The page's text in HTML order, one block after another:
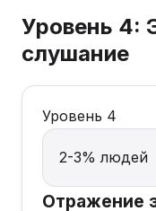
Уровень 4:
слушание
Уровень 4
2-3% людей
Отражение